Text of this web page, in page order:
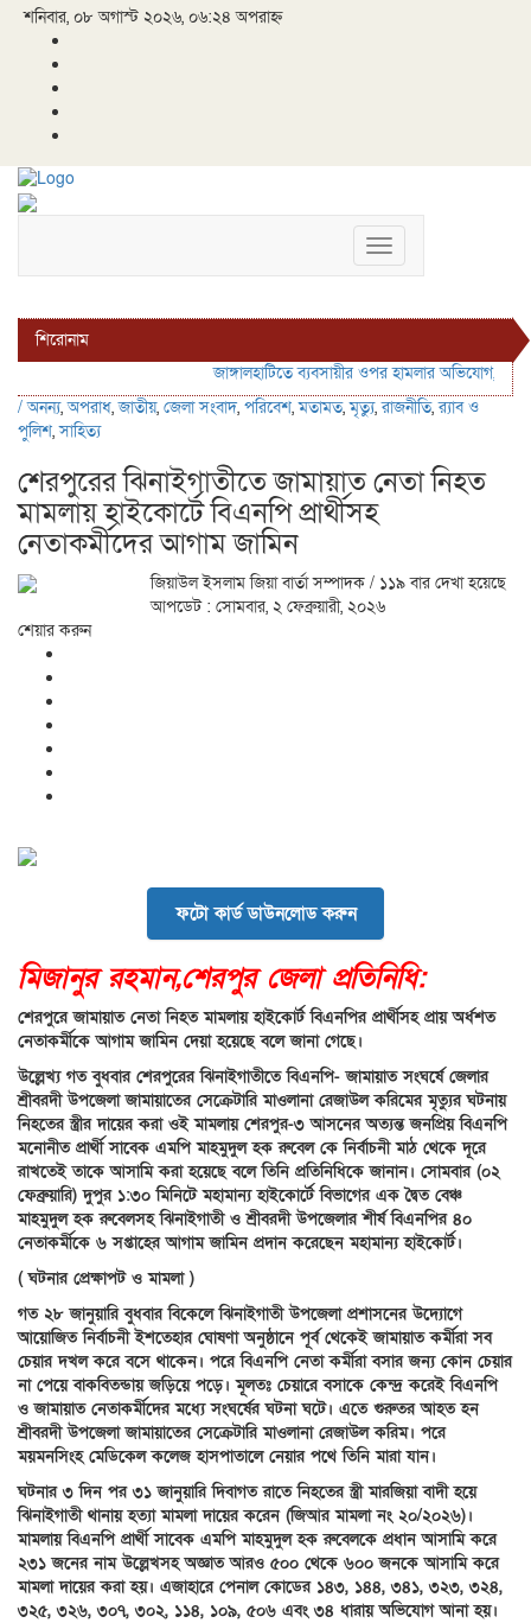
শনিবার, ০৮ অগাস্ট ২০২৬, ০৬:২৪ অপরাহ্ন
Toggle
navigation
শিরোনাম
জাঙ্গালহাটিতে ব্যবসায়ীর ওপর হামলার অভিযোগ, এলাকায়
/অনন্য,অপরাধ,জাতীয়, জেলা সংবাদ, পরিবেশ,মতামত,মৃত্যু,রাজনীতি,র‍্যাব ও
পুলিশ,সাহিত্য
শেরপুরের ঝিনাইগাতীতে জামায়াত নেতা নিহত
মামলায় হাইকোর্টে বিএনপি প্রার্থীসহ
নেতাকর্মীদের আগাম জামিন
জিয়াউল ইসলাম জিয়া বার্তা সম্পাদক / ১১৯ বার দেখা হয়েছে
আপডেট : সোমবার, ২ ফেব্রুয়ারী, ২০২৬
শেয়ার করুন
ফটো কার্ড ডাউনলোড করুন
মিজানুর রহমান,শেরপুর জেলা প্রতিনিধি:
শেরপুরে জামায়াত নেতা নিহত মামলায় হাইকোর্ট বিএনপির প্রার্থীসহ প্রায় অর্ধশত
নেতাকর্মীকে আগাম জামিন দেয়া হয়েছে বলে জানা গেছে।
উল্লেখ্য গত বুধবার শেরপুরের ঝিনাইগাতীতে বিএনপি- জামায়াত সংঘর্ষে জেলার
শ্রীবরদী উপজেলা জামায়াতের সেক্রেটারি মাওলানা রেজাউল করিমের মৃত্যুর ঘটনায়
নিহতের স্ত্রীর দায়ের করা ওই মামলায় শেরপুর-৩ আসনের অত্যন্ত জনপ্রিয় বিএনপি
মনোনীত প্রার্থী সাবেক এমপি মাহমুদুল হক রুবেল কে নির্বাচনী মাঠ থেকে দূরে
রাখতেই তাকে আসামি করা হয়েছে বলে তিনি প্রতিনিধিকে জানান। সোমবার (০২
ফেব্রুয়ারি) দুপুর ১:৩০ মিনিটে মহামান্য হাইকোর্টে বিভাগের এক দ্বৈত বেঞ্চ
মাহমুদুল হক রুবেলসহ ঝিনাইগাতী ও শ্রীবরদী উপজেলার শীর্ষ বিএনপির ৪০
নেতাকর্মীকে ৬ সপ্তাহের আগাম জামিন প্রদান করেছেন মহামান্য হাইকোর্ট।
( ঘটনার প্রেক্ষাপট ও মামলা )
গত ২৮ জানুয়ারি বুধবার বিকেলে ঝিনাইগাতী উপজেলা প্রশাসনের উদ্যোগে
আয়োজিত নির্বাচনী ইশতেহার ঘোষণা অনুষ্ঠানে পূর্ব থেকেই জামায়াত কর্মীরা সব
চেয়ার দখল করে বসে থাকেন। পরে বিএনপি নেতা কর্মীরা বসার জন্য কোন চেয়ার
না পেয়ে বাকবিতন্ডায় জড়িয়ে পড়ে। মূলতঃ চেয়ারে বসাকে কেন্দ্র করেই বিএনপি
ও জামায়াত নেতাকর্মীদের মধ্যে সংঘর্ষের ঘটনা ঘটে। এতে গুরুতর আহত হন
শ্রীবরদী উপজেলা জামায়াতের সেক্রেটারি মাওলানা রেজাউল করিম। পরে
ময়মনসিংহ মেডিকেল কলেজ হাসপাতালে নেয়ার পথে তিনি মারা যান।
ঘটনার ৩ দিন পর ৩১ জানুয়ারি দিবাগত রাতে নিহতের স্ত্রী মারজিয়া বাদী হয়ে
ঝিনাইগাতী থানায় হত্যা মামলা দায়ের করেন (জিআর মামলা নং ২০/২০২৬)।
মামলায় বিএনপি প্রার্থী সাবেক এমপি মাহমুদুল হক রুবেলকে প্রধান আসামি করে
২৩১ জনের নাম উল্লেখসহ অজ্ঞাত আরও ৫০০ থেকে ৬০০ জনকে আসামি করে
মামলা দায়ের করা হয়। এজাহারে পেনাল কোডের ১৪৩, ১৪৪, ৩৪১, ৩২৩, ৩২৪,
৩২৫, ৩২৬, ৩০৭, ৩০২, ১১৪, ১০৯, ৫০৬ এবং ৩৪ ধারায় অভিযোগ আনা হয়।